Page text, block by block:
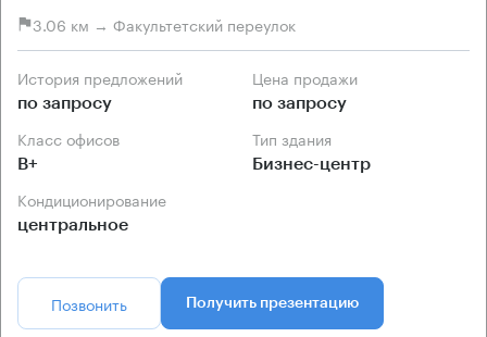
3.06 км → Факультетский переулок
История предложений
по запросу
Цена продажи
по запросу
Класс офисов
B+
Тип здания
Бизнес-центр
Кондиционирование
центральное
Позвонить Получить презентацию